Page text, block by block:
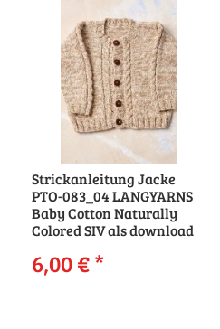
Strickanleitung Jacke
PTO-083_04 LANGYARNS
Baby Cotton Naturally
Colored SIV als download
6,00 €*